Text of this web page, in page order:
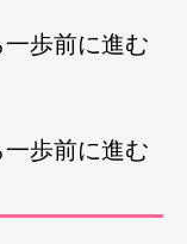
歩前に進む
歩前に進む